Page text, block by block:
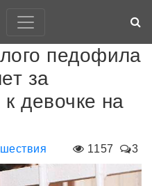
педофила
за
девочке на
1157 3